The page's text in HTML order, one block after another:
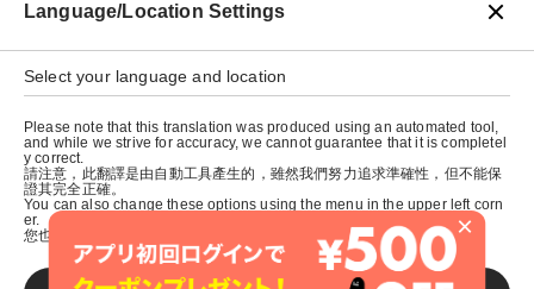
プライバシーポリシー
特定商取引法に基づく表示
会社概要
×
Language/Location Settings
Select your language and location
Please note that this translation was produced using an automated tool,
and while we strive for accuracy, we cannot guarantee that it is completel
y correct.
請注意，此翻譯是由自動工具產生的，雖然我們努力追求準確性，但不能保
證其完全正確。
You can also change these options using the menu in the upper left corn
er.
您也可以使用左上角的選單來更改這些選項。